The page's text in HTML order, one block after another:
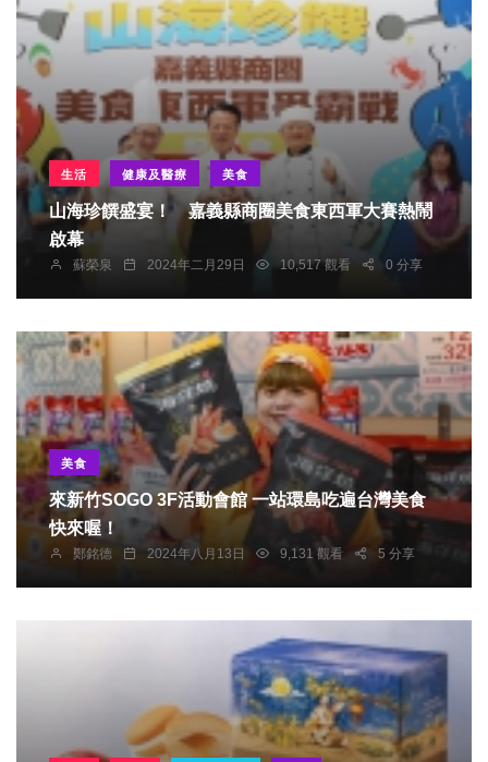
生活 健康及醫療 美食
山海珍饌盛宴！ 嘉義縣商圈美食東西軍大賽熱鬧
啟幕
蘇榮泉 2024年二月29日 10,517 觀看 0 分享
美食
來新竹SOGO 3F活動會館 一站環島吃遍台灣美食
快來喔！
鄭銘德 2024年八月13日 9,131 觀看 5 分享